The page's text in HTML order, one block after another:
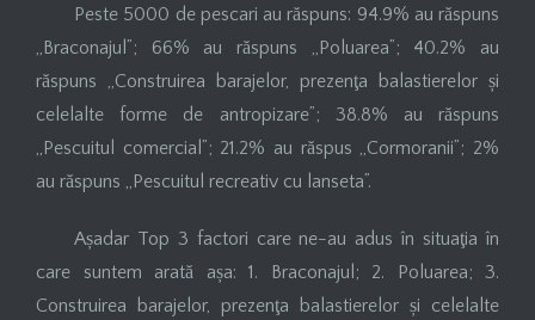
Peste 5000 de pescari au răspuns: 94.9% au răspuns
„Braconajul”; 66% au răspuns „Poluarea”; 40.2% au
răspuns „Construirea barajelor, prezenţa balastierelor și
celelalte forme de antropizare”; 38.8% au răspuns
„Pescuitul comercial”; 21.2% au răspus „Cormoranii”; 2%
au răspuns „Pescuitul recreativ cu lanseta”.
Așadar Top 3 factori care ne-au adus în situaţia în
care suntem arată așa: 1. Braconajul; 2. Poluarea; 3.
Construirea barajelor, prezenţa balastierelor și celelalte